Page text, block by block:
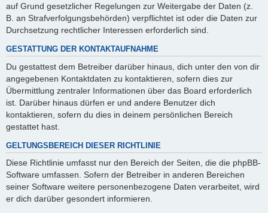
auf Grund gesetzlicher Regelungen zur Weitergabe der Daten (z.
B. an Strafverfolgungsbehörden) verpflichtet ist oder die Daten zur
Durchsetzung rechtlicher Interessen erforderlich sind.
GESTATTUNG DER KONTAKTAUFNAHME
Du gestattest dem Betreiber darüber hinaus, dich unter den von dir
angegebenen Kontaktdaten zu kontaktieren, sofern dies zur
Übermittlung zentraler Informationen über das Board erforderlich
ist. Darüber hinaus dürfen er und andere Benutzer dich
kontaktieren, sofern du dies in deinem persönlichen Bereich
gestattet hast.
GELTUNGSBEREICH DIESER RICHTLINIE
Diese Richtlinie umfasst nur den Bereich der Seiten, die die phpBB-
Software umfassen. Sofern der Betreiber in anderen Bereichen
seiner Software weitere personenbezogene Daten verarbeitet, wird
er dich darüber gesondert informieren.